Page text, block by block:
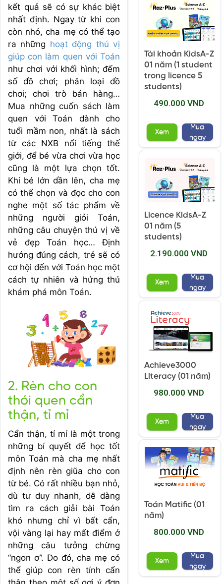
kết quả sẽ có sự khác biệt
nhất định. Ngay từ khi con
còn nhỏ, cha mẹ có thể tạo
ra những hoạt động thú vị
giúp con làm quen với Toán
như chơi với khối hình; đếm
số đồ chơi; phân loại đồ
chơi; chơi trò bán hàng…
Mua những cuốn sách làm
quen với Toán dành cho
tuổi mầm non, nhất là sách
từ các NXB nổi tiếng thế
giới, để bé vừa chơi vừa học
cũng là một lựa chọn tốt.
Khi bé lớn dần lên, cha mẹ
có thể chọn và đọc cho con
nghe một số tác phẩm về
những người giỏi Toán,
những câu chuyện thú vị về
vẻ đẹp Toán học… Định
hướng đúng cách, trẻ sẽ có
cơ hội đến với Toán học một
cách tự nhiên và hứng thú
khám phá môn Toán.
2. Rèn cho con
thói quen cẩn
thận, tỉ mỉ
Cẩn thận, tỉ mỉ là một trong
những bí quyết để học tốt
môn Toán mà cha mẹ nhất
định nên rèn giũa cho con
từ bé. Có rất nhiều bạn nhỏ,
dù tư duy nhanh, dễ dàng
tìm ra cách giải bài Toán
khó nhưng chỉ vì bất cẩn,
vội vàng lại hay mất điểm ở
những câu tưởng chừng
“ngon ơ”. Do đó, cha mẹ có
thể giúp con rèn tính cẩn
Tài khoản KidsA-Z
01 năm (1 student
trong licence 5
students)
490.000 VND
Xem
Mua
ngay
Licence KidsA-Z
01 năm (5
students)
2.190.000 VND
Xem
Mua
ngay
Achieve3000
Literacy (01 năm)
980.000 VND
Xem
Mua
ngay
Toán Matific (01
năm)
800.000 VND
Xem
Mua
ngay